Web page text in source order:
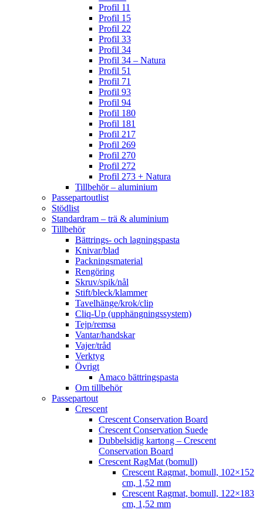
Profil 11
Profil 15
Profil 22
Profil 33
Profil 34
Profil 34 – Natura
Profil 51
Profil 71
Profil 93
Profil 94
Profil 180
Profil 181
Profil 217
Profil 269
Profil 270
Profil 272
Profil 273 + Natura
Tillbehör – aluminium
Passepartoutlist
Stödlist
Standardram – trä & aluminium
Tillbehör
Bättrings- och lagningspasta
Knivar/blad
Packningsmaterial
Rengöring
Skruv/spik/nål
Stift/bleck/klammer
Tavelhänge/krok/clip
Cliq-Up (upphängningssystem)
Tejp/remsa
Vantar/handskar
Vajer/tråd
Verktyg
Övrigt
Amaco bättringspasta
Om tillbehör
Passepartout
Crescent
Crescent Conservation Board
Crescent Conservation Suede
Dubbelsidig kartong – Crescent
Conservation Board
Crescent RagMat (bomull)
Crescent Ragmat, bomull, 102×152
cm, 1,52 mm
Crescent Ragmat, bomull, 122×183
cm, 1,52 mm